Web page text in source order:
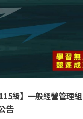
級】一般經營管理組
告